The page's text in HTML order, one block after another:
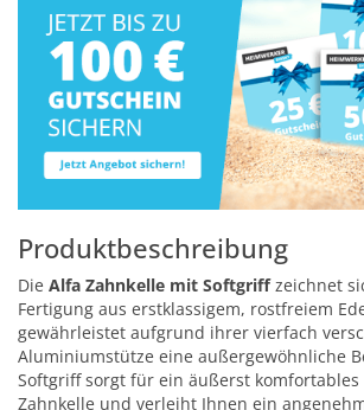
Produktbeschreibung
Die Alfa Zahnkelle mit Softgriffzeichnet
Fertigung aus erstklassigem, rostfreiem
gewährleistet aufgrund ihrer vierfach
Aluminiumstütze eine außergewöhnliche
Softgriff sorgt für ein äußerst
Zahnkelle und verleiht Ihnen ein